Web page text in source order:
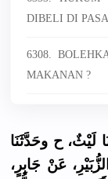
DIBELI DI
6308.
MAKANAN ?
لَيْثٌ، ح وحَدَّثَنَا
عَنْ جَابِرٍ،